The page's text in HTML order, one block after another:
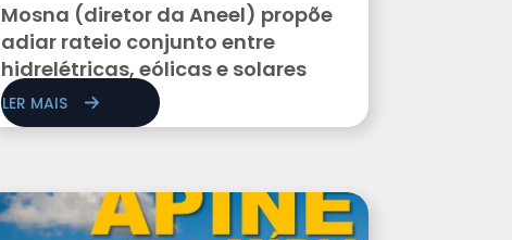
Mosna (diretor da Aneel) propõe
adiar rateio conjunto entre
hidrelétricas, eólicas e solares
LER MAIS